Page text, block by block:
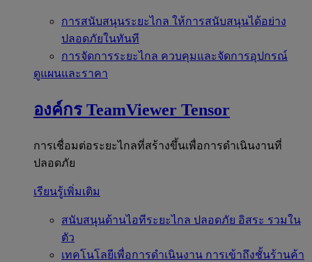
การสนับสนุนระยะไกล ให้การสนับสนุนได้อย่าง
ปลอดภัยในทันที
การจัดการระยะไกล ควบคุมและจัดการอุปกรณ์
ดูแผนและราคา
องค์กร TeamViewer Tensor
การเชื่อมต่อระยะไกลที่สร้างขึ้นเพื่อการดำเนินงานที่
ปลอดภัย
เรียนรู้เพิ่มเติม
สนับสนุนด้านไอทีระยะไกล ปลอดภัย อิสระ รวมใน
ตัว
เทคโนโลยีเพื่อการดำเนินงาน การเข้าถึงชั้นร้านค้า